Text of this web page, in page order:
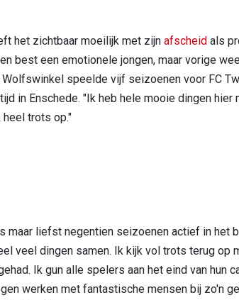
het zichtbaar moeilijk met zijn afscheid als
best een emotionele jongen, maar vorige
Wolfswinkel speelde vijf seizoenen voor FC
in Enschede. "Ik heb hele mooie dingen
heel trots op."
maar liefst negentien seizoenen actief in het
veel dingen samen. Ik kijk vol trots terug op
Ik gun alle spelers aan het eind van hun
werken met fantastische mensen bij zo'n